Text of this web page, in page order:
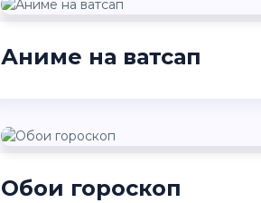
Аниме на ватсап
Обои гороскоп